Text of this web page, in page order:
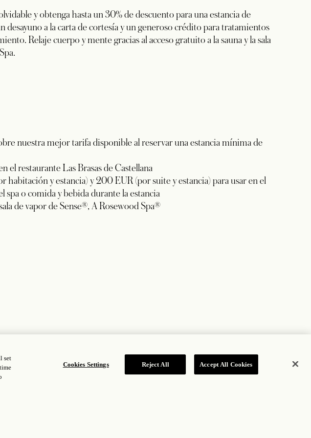
y obtenga hasta un 30% de descuento para una estancia de
a la carta de cortesía y un generoso crédito para tratamientos
Relaje cuerpo y mente gracias al acceso gratuito a la sauna y la sala
nuestra mejor tarifa disponible al reservar una estancia mínima de
el restaurante Las Brasas de Castellana
habitación y estancia) y 200 EUR (por suite y estancia) para usar en el
spa o comida y bebida durante la estancia
de vapor de Sense®, A Rosewood Spa®
set
Cookies Settings Reject All Accept All Cookies